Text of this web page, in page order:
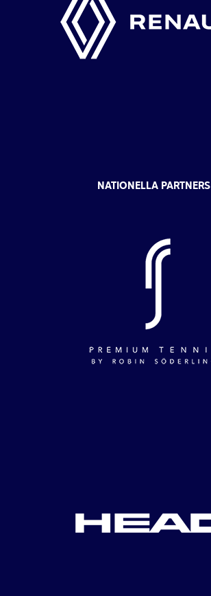
NATIONELLA PARTNERS